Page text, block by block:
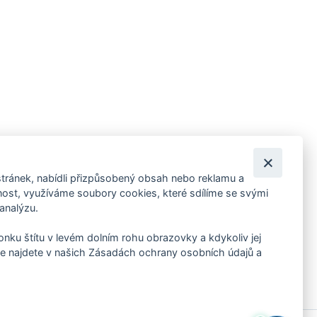
pozvánky na kulturní a sportovní akce?
nabídli přizpůsobený obsah nebo reklamu a
využíváme soubory cookies, které sdílíme se svými
štítu v levém dolním rohu obrazovky a kdykoliv jej
najdete v našich Zásadách ochrany osobních údajů a